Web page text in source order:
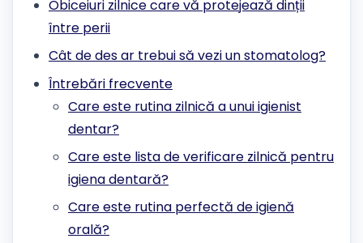
Obiceiuri zilnice care vă protejează dinții
între perii
Cât de des ar trebui să vezi un stomatolog?
Întrebări frecvente
Care este rutina zilnică a unui igienist
dentar?
Care este lista de verificare zilnică pentru
igiena dentară?
Care este rutina perfectă de igienă
orală?